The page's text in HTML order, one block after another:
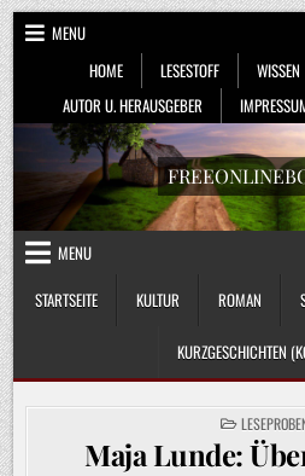
Skip
to
content
MENU
HOME
LESESTOFF WISSEN
AUTOR U. HERAUSGEBER
MENU
STARTSEITE
KULTUR ROMAN
KURZGESCHICHTEN
POSTED
IN
Maja Lunde: